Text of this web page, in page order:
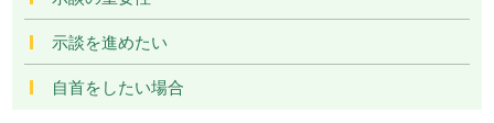
示談を進めたい
自首をしたい場合